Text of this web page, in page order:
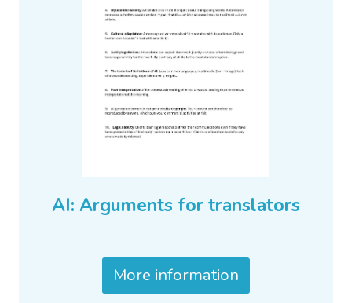
AI: Arguments for translators
More information